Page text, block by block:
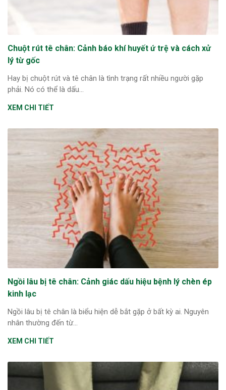
Chuột rút tê chân: Cảnh báo khí huyết ứ trệ và cách xử
lý từ gốc
Hay bị chuột rút và tê chân là tình trạng rất nhiều người gặp
phải. Nó có thể là dấu...
XEM CHI TIẾT
Ngồi lâu bị tê chân: Cảnh giác dấu hiệu bệnh lý chèn ép
kinh lạc
Ngồi lâu bị tê chân là biểu hiện dễ bắt gặp ở bất kỳ ai. Nguyên
nhân thường đến từ...
XEM CHI TIẾT